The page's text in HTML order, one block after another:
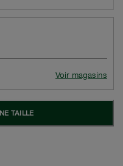
Voir magasins
TAILLE